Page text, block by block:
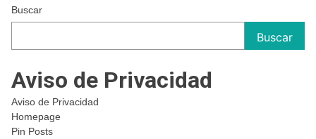
Buscar
Buscar
Aviso de Privacidad
Aviso de Privacidad
Homepage
Pin Posts